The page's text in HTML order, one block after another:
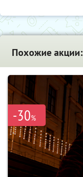
Похожие акции:
-30%